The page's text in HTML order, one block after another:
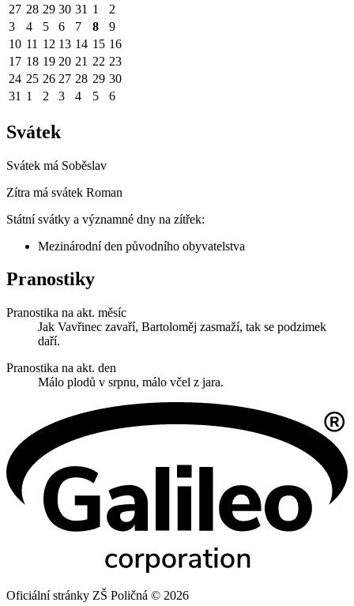
27 28 29 30 31 1
2
3
4 5 6 7 8
9
10 11 12 13 14 15 16
17 18 19 20 21 22 23
24 25 26 27 28 29 30
31 1 2 3 4 5 6
Svátek
Svátek má Soběslav
Zítra má svátek Roman
Státní svátky a významné dny na zítřek:
Mezinárodní den původního obyvatelstva
Pranostiky
Pranostika na akt. měsíc
Jak Vavřinec zavaří, Bartoloměj zasmaží, tak se podzimek
daří.
Pranostika na akt. den
Málo plodů v srpnu, málo včel z jara.
Oficiální stránky ZŠ Poličná © 2026